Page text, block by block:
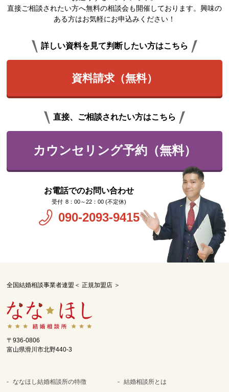
直接ご相談されたい方へ無料の相談会も開催しております。興味の
ある方はお気軽にお申込みください！
詳しい資料を見て判断したい方はこちら
資料請求（無料）
直接、ご相談されたい方はこちら
カウンセリング予約（無料）
お電話でのお問い合わせ
8：00～22：00 (不定休)
090-2093-9415
全国結婚相談事業者連盟＜ 正規加盟店 ＞
〒936-0806
富山県滑川市北野440-3
ななほし結婚相談所の特徴
結婚相談所とは